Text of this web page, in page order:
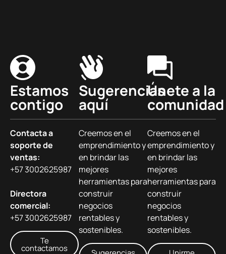
Estamos
contigo
Contacta a
soporte de
ventas:
+57 3002625987
Directora
comercial:
+57 3002625987
Te
contactamos
Sugerencias
aquí
Creemos en el
emprendimiento y
en brindar las
mejores
herramientas para
construir
negocios
rentables y
sostenibles.
Únete a la
comunidad
Creemos en el
emprendimiento y
en brindar las
mejores
herramientas para
construir
negocios
rentables y
sostenibles.